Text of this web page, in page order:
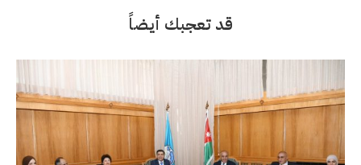
قد تعجبك أيضاً